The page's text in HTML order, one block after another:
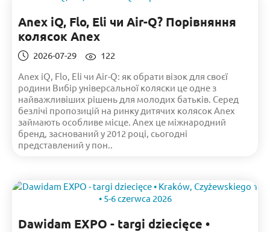
Anex iQ, Flo, Eli чи Air-Q? Порівняння
колясок Anex
2026-07-29
122
Anex iQ, Flo, Eli чи Air-Q: як обрати візок для своєї
родини Вибір універсальної коляски це одне з
найважливіших рішень для молодих батьків. Серед
безлічі пропозицій на ринку дитячих колясок Anex
займають особливе місце. Anex це міжнародний
бренд, заснований у 2012 році, сьогодні
представлений у пон..
Dawidam EXPO - targi dziecięce •